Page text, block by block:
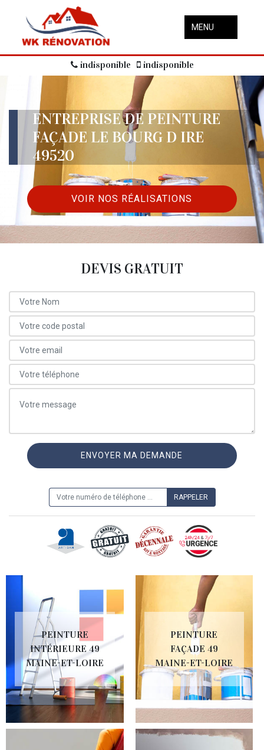
MENU
indisponible indisponible
ENTREPRISE DE PEINTURE
FAÇADE LE BOURG D IRE
49520
VOIR NOS RÉALISATIONS
DEVIS GRATUIT
PEINTURE
INTÉRIEURE 49
MAINE-ET-LOIRE
PEINTURE
FAÇADE 49
MAINE-ET-LOIRE